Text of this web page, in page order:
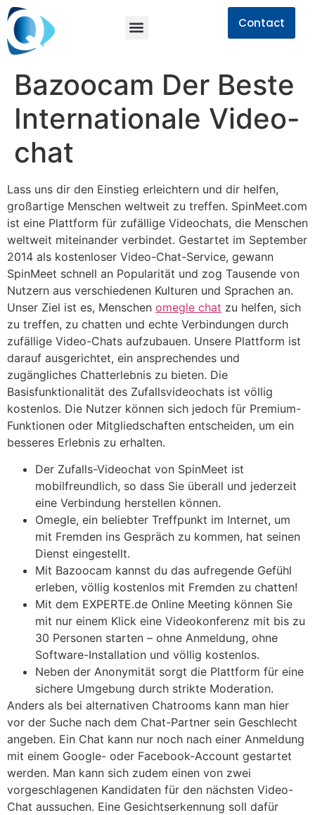
Contact
Bazoocam Der Beste
Internationale Video-
chat
Lass uns dir den Einstieg erleichtern und dir helfen,
großartige Menschen weltweit zu treffen. SpinMeet.com
ist eine Plattform für zufällige Videochats, die Menschen
weltweit miteinander verbindet. Gestartet im September
2014 als kostenloser Video-Chat-Service, gewann
SpinMeet schnell an Popularität und zog Tausende von
Nutzern aus verschiedenen Kulturen und Sprachen an.
Unser Ziel ist es, Menschen omegle chat zu helfen, sich
zu treffen, zu chatten und echte Verbindungen durch
zufällige Video-Chats aufzubauen. Unsere Plattform ist
darauf ausgerichtet, ein ansprechendes und
zugängliches Chatterlebnis zu bieten. Die
Basisfunktionalität des Zufallsvideochats ist völlig
kostenlos. Die Nutzer können sich jedoch für Premium-
Funktionen oder Mitgliedschaften entscheiden, um ein
besseres Erlebnis zu erhalten.
Der Zufalls-Videochat von SpinMeet ist
mobilfreundlich, so dass Sie überall und jederzeit
eine Verbindung herstellen können.
Omegle, ein beliebter Treffpunkt im Internet, um
mit Fremden ins Gespräch zu kommen, hat seinen
Dienst eingestellt.
Mit Bazoocam kannst du das aufregende Gefühl
erleben, völlig kostenlos mit Fremden zu chatten!
Mit dem EXPERTE.de Online Meeting können Sie
mit nur einem Klick eine Videokonferenz mit bis zu
30 Personen starten – ohne Anmeldung, ohne
Software-Installation und völlig kostenlos.
Neben der Anonymität sorgt die Plattform für eine
sichere Umgebung durch strikte Moderation.
Anders als bei alternativen Chatrooms kann man hier
vor der Suche nach dem Chat-Partner sein Geschlecht
angeben. Ein Chat kann nur noch nach einer Anmeldung
mit einem Google- oder Facebook-Account gestartet
werden. Man kann sich zudem einen von zwei
vorgeschlagenen Kandidaten für den nächsten Video-
Chat aussuchen. Eine Gesichtserkennung soll dafür